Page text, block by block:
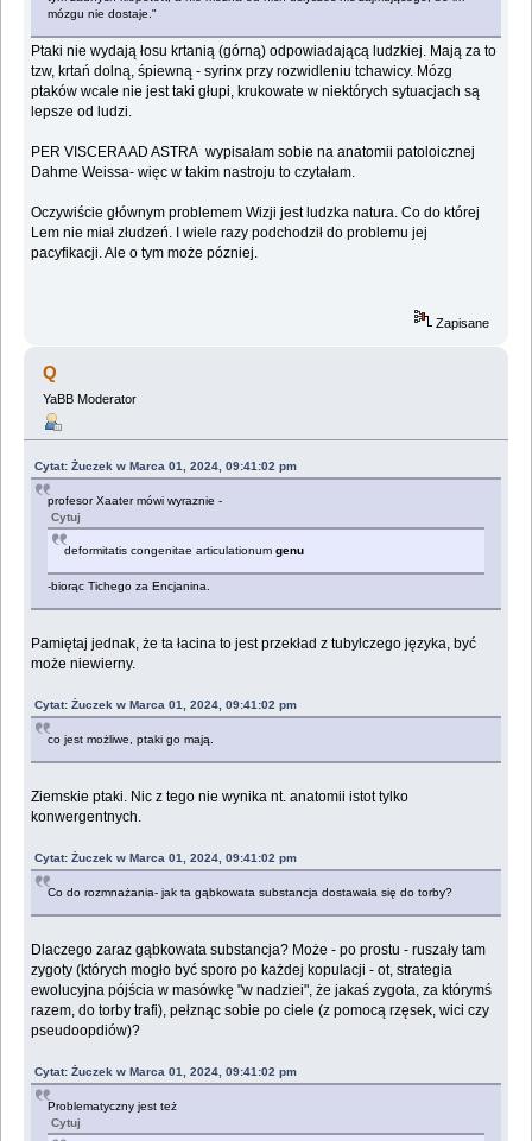
mózgu nie dostaje."
Ptaki nie wydają łosu krtanią (górną) odpowiadającą ludzkiej. Mają za to
tzw, krtań dolną, śpiewną - syrinx przy rozwidleniu tchawicy. Mózg
ptaków wcale nie jest taki głupi, krukowate w niektórych sytuacjach są
lepsze od ludzi.
PER VISCERA AD ASTRA wypisałam sobie na anatomii patoloicznej
Dahme Weissa- więc w takim nastroju to czytałam.
Oczywiście głównym problemem Wizji jest ludzka natura. Co do której
Lem nie miał złudzeń. I wiele razy podchodził do problemu jej
pacyfikacji. Ale o tym może pózniej.
Zapisane
Q
YaBB Moderator
Cytat: Żuczek w Marca 01, 2024, 09:41:02 pm
profesor Xaater mówi wyraznie -
Cytuj
deformitatis congenitae articulationumgenu
-biorąc Tichego za Encjanina.
Pamiętaj jednak, że ta łacina to jest przekład z tubylczego języka, być
może niewierny.
Cytat: Żuczek w Marca 01, 2024, 09:41:02 pm
co jest możliwe, ptaki go mają.
Ziemskie ptaki. Nic z tego nie wynika nt. anatomii istot tylko
konwergentnych.
Cytat: Żuczek w Marca 01, 2024, 09:41:02 pm
Co do rozmnażania- jak ta gąbkowata substancja dostawała się do torby?
Dlaczego zaraz gąbkowata substancja? Może - po prostu - ruszały tam
zygoty (których mogło być sporo po każdej kopulacji - ot, strategia
ewolucyjna pójścia w masówkę "w nadziei", że jakaś zygota, za którymś
razem, do torby trafi), pełznąc sobie po ciele (z pomocą rzęsek, wici czy
pseudoopdiów)?
Cytat: Żuczek w Marca 01, 2024, 09:41:02 pm
Problematyczny jest też
Cytuj